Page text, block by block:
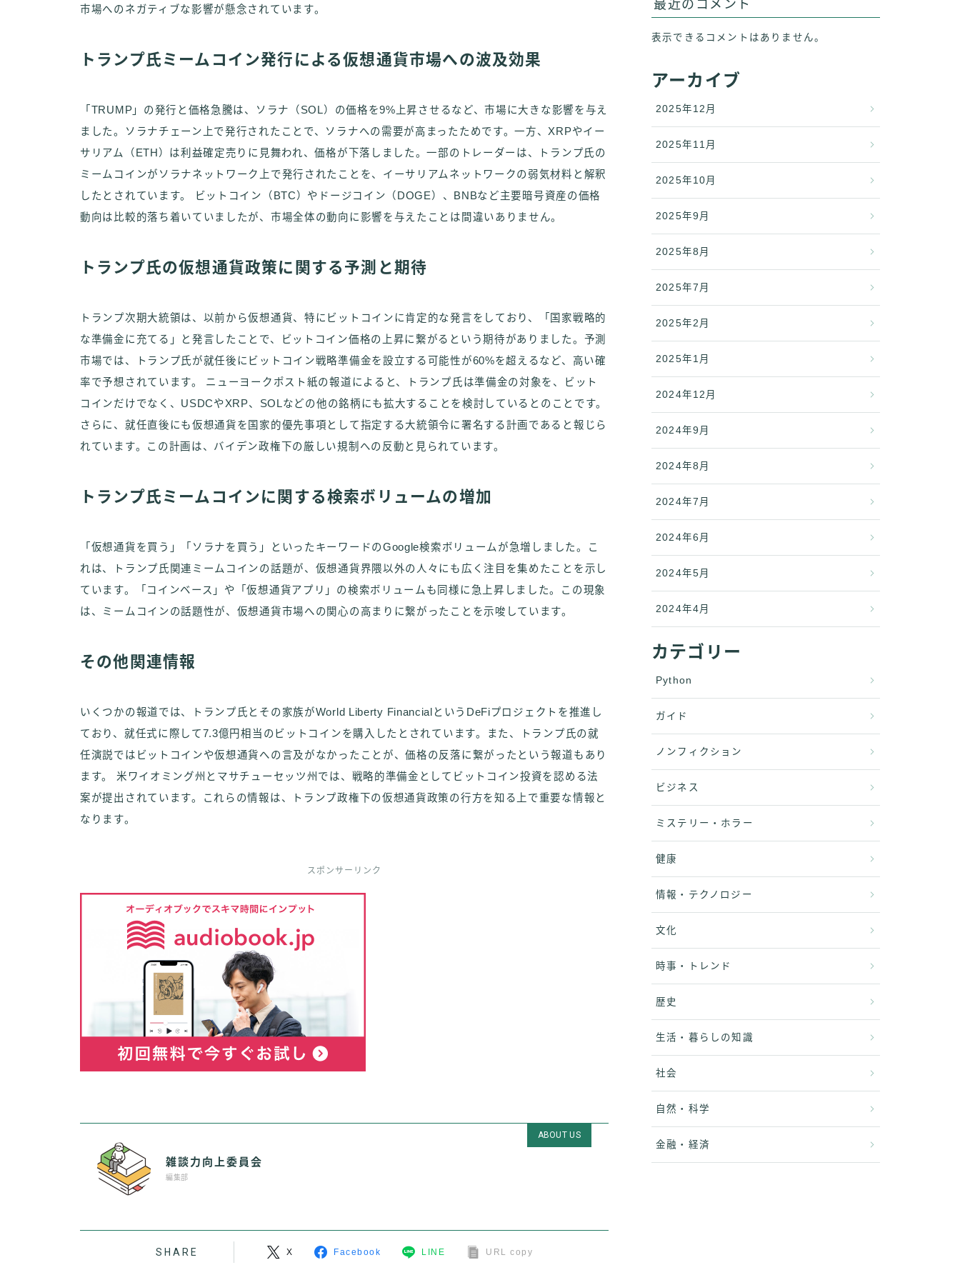
市場へのネガティブな影響が懸念されています。
トランプ氏ミームコイン発行による仮想通貨市場への波及効果
「TRUMP」の発行と価格急騰は、ソラナ（SOL）の価格を9%上昇させるなど、市場に大きな影響を与え
ました。ソラナチェーン上で発行されたことで、ソラナへの需要が高まったためです。一方、XRPやイー
サリアム（ETH）は利益確定売りに見舞われ、価格が下落しました。一部のトレーダーは、トランプ氏の
ミームコインがソラナネットワーク上で発行されたことを、イーサリアムネットワークの弱気材料と解釈
したとされています。 ビットコイン（BTC）やドージコイン（DOGE）、BNBなど主要暗号資産の価格
動向は比較的落ち着いていましたが、市場全体の動向に影響を与えたことは間違いありません。
トランプ氏の仮想通貨政策に関する予測と期待
トランプ次期大統領は、以前から仮想通貨、特にビットコインに肯定的な発言をしており、「国家戦略的
な準備金に充てる」と発言したことで、ビットコイン価格の上昇に繋がるという期待がありました。予測
市場では、トランプ氏が就任後にビットコイン戦略準備金を設立する可能性が60%を超えるなど、高い確
率で予想されています。 ニューヨークポスト紙の報道によると、トランプ氏は準備金の対象を、ビット
コインだけでなく、USDCやXRP、SOLなどの他の銘柄にも拡大することを検討しているとのことです。
さらに、就任直後にも仮想通貨を国家的優先事項として指定する大統領令に署名する計画であると報じら
れています。この計画は、バイデン政権下の厳しい規制への反動と見られています。
トランプ氏ミームコインに関する検索ボリュームの増加
「仮想通貨を買う」「ソラナを買う」といったキーワードのGoogle検索ボリュームが急増しました。こ
れは、トランプ氏関連ミームコインの話題が、仮想通貨界隈以外の人々にも広く注目を集めたことを示し
ています。「コインベース」や「仮想通貨アプリ」の検索ボリュームも同様に急上昇しました。この現象
は、ミームコインの話題性が、仮想通貨市場への関心の高まりに繋がったことを示唆しています。
その他関連情報
いくつかの報道では、トランプ氏とその家族がWorld Liberty FinancialというDeFiプロジェクトを推進し
ており、就任式に際して7.3億円相当のビットコインを購入したとされています。また、トランプ氏の就
任演説ではビットコインや仮想通貨への言及がなかったことが、価格の反落に繋がったという報道もあり
ます。 米ワイオミング州とマサチューセッツ州では、戦略的準備金としてビットコイン投資を認める法
案が提出されています。これらの情報は、トランプ政権下の仮想通貨政策の行方を知る上で重要な情報と
なります。
スポンサーリンク
ABOUT US
雑談力向上委員会
編集部
SHARE X Facebook LINE URL copy
最近のコメント
表示できるコメントはありません。
アーカイブ
2025年12月
2025年11月
2025年10月
2025年9月
2025年8月
2025年7月
2025年2月
2025年1月
2024年12月
2024年9月
2024年8月
2024年7月
2024年6月
2024年5月
2024年4月
カテゴリー
Python
ガイド
ノンフィクション
ビジネス
ミステリー・ホラー
健康
情報・テクノロジー
文化
時事・トレンド
歴史
生活・暮らしの知識
社会
自然・科学
金融・経済